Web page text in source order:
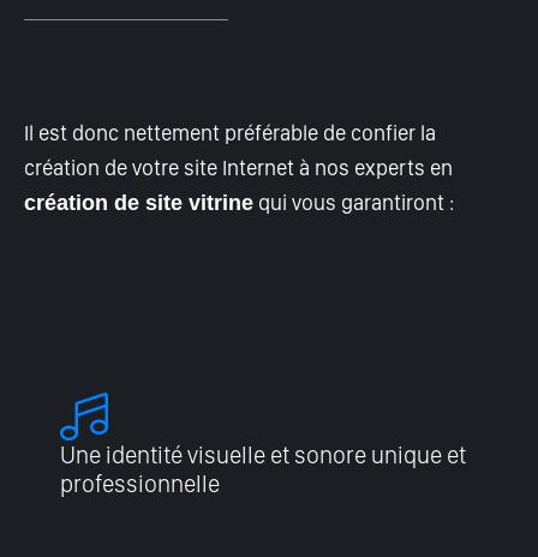
Il est donc nettement préférable de confier la
création de votre site Internet à nos experts en
création de site vitrine qui vous garantiront :
Une identité visuelle et sonore unique et
professionnelle